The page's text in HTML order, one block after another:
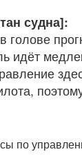
судна]:
голове
идёт
по